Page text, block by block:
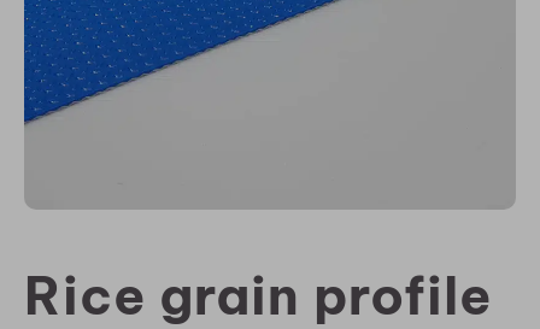
Rice grain profile